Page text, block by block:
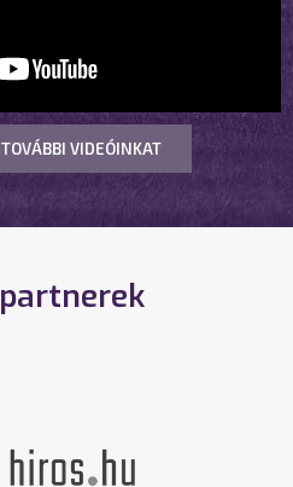
VIDEÓINKAT